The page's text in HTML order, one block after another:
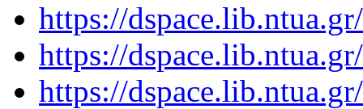
https://
https://
https://